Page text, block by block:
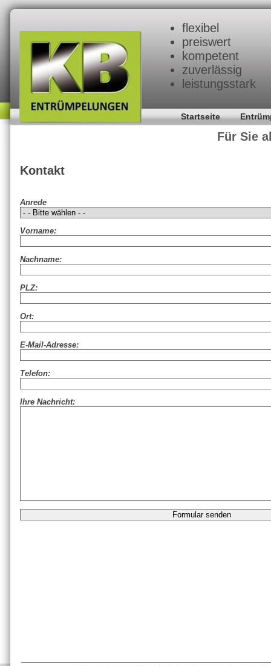
flexibel
preiswert
kompetent
zuverlässig
leistungsstark
Startseite
Für Sie
Kontakt
Anrede
Vorname:
Nachname:
PLZ:
Ort:
E-Mail-Adresse:
Telefon:
Ihre Nachricht: